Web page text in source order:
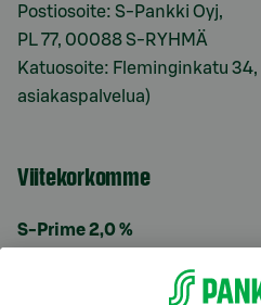
Postiosoite: S-Pankki Oyj,
PL 77, 00088 S-RYHMÄ
Katuosoite: Fleminginkatu 34,
asiakaspalvelua)
Viitekorkomme
S-Prime 2,0 %